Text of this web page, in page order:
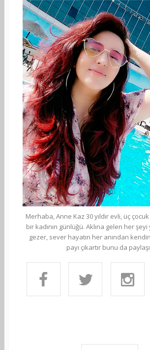
Merhaba, Anne Kaz 30 yıldır evli, üç
bir kadının günlüğü. Aklına gelen her
gezer, sever hayatın her anından
payı çıkartır bunu da